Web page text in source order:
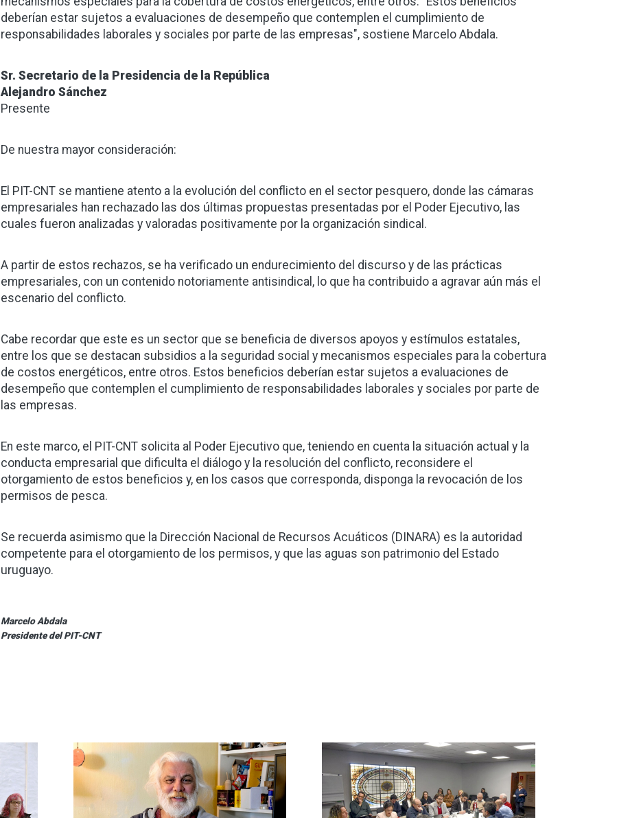
deberían estar sujetos a evaluaciones de desempeño que contemplen el cumplimiento de
responsabilidades laborales y sociales por parte de las empresas", sostiene Marcelo Abdala.
Sr. Secretario de la Presidencia de la República
Alejandro Sánchez
Presente
De nuestra mayor consideración:
El PIT-CNT se mantiene atento a la evolución del conflicto en el sector pesquero, donde las cámaras
empresariales han rechazado las dos últimas propuestas presentadas por el Poder Ejecutivo, las
cuales fueron analizadas y valoradas positivamente por la organización sindical.
A partir de estos rechazos, se ha verificado un endurecimiento del discurso y de las prácticas
empresariales, con un contenido notoriamente antisindical, lo que ha contribuido a agravar aún más el
escenario del conflicto.
Cabe recordar que este es un sector que se beneficia de diversos apoyos y estímulos estatales,
entre los que se destacan subsidios a la seguridad social y mecanismos especiales para la cobertura
de costos energéticos, entre otros. Estos beneficios deberían estar sujetos a evaluaciones de
desempeño que contemplen el cumplimiento de responsabilidades laborales y sociales por parte de
las empresas.
En este marco, el PIT-CNT solicita al Poder Ejecutivo que, teniendo en cuenta la situación actual y la
conducta empresarial que dificulta el diálogo y la resolución del conflicto, reconsidere el
otorgamiento de estos beneficios y, en los casos que corresponda, disponga la revocación de los
permisos de pesca.
Se recuerda asimismo que la Dirección Nacional de Recursos Acuáticos (DINARA) es la autoridad
competente para el otorgamiento de los permisos, y que las aguas son patrimonio del Estado
uruguayo.
Marcelo Abdala
Presidente del PIT-CNT
Imagen Imagen